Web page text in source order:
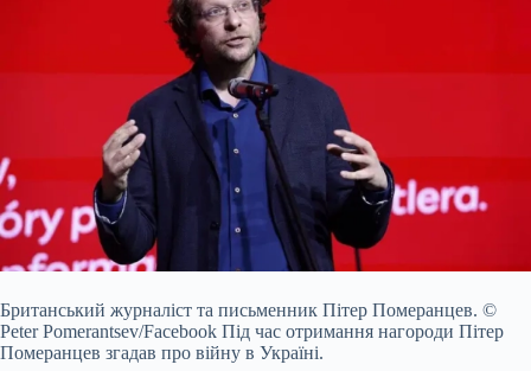
Британський журналіст та письменник Пітер Померанцев. ©
Peter Pomerantsev/Facebook Під час отримання нагороди Пітер
Померанцев згадав про війну в Україні.